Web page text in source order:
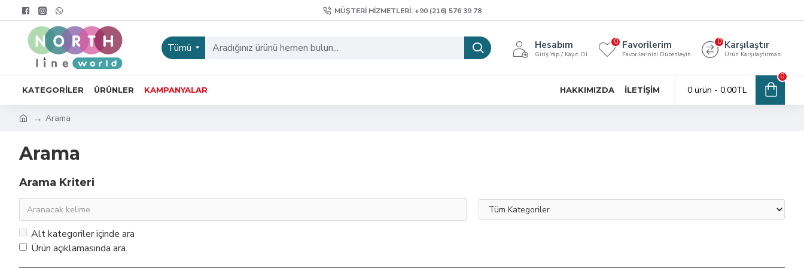
MÜŞTERI HIZMETLERI: +90 (216) 576 39 78
Tümü Hesabım
Giriş Yap / Kayıt Ol
Favorilerim
Favorilerinizi Düzenleyin
0 Karşılaştır
Ürün Karşılaştırması
0
KATEGORILER ÜRÜNLER KAMPANYALAR HAKKIMIZDA İLETIŞIM 0 ürün - 0,00TL
0
Arama
Arama
Arama Kriteri
Alt kategoriler içinde ara
Ürün açıklamasında ara.